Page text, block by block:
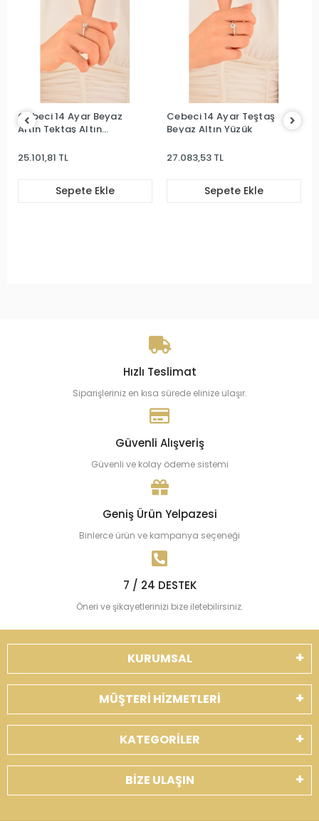
Cebeci 14 Ayar Beyaz
Altın Tektaş Altın
25.101,81 TL
Sepete Ekle
Cebeci 14 Ayar Teştaş
Beyaz Altın Yüzük
27.083,53 TL
Sepete Ekle
Hızlı Teslimat
Siparişleriniz en kısa sürede elinize ulaşır.
Güvenli Alışveriş
Güvenli ve kolay ödeme sistemi
Geniş Ürün Yelpazesi
Binlerce ürün ve kampanya seçeneği
7 / 24 DESTEK
Öneri ve şikayetlerinizi bize iletebilirsiniz.
KURUMSAL
MÜŞTERİ HİZMETLERİ
KATEGORİLER
BİZE ULAŞIN